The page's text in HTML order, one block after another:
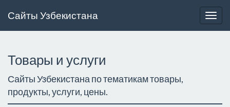
Сайты Узбекистана
Товары и услуги
Сайты Узбекистана по тематикам товары,
продукты, услуги, цены.